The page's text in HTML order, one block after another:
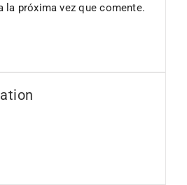
la próxima vez que comente.